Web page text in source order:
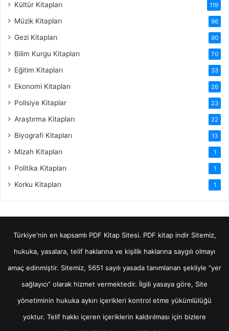
Kültür Kitapları 119
Müzik Kitapları 96
Gezi Kitapları 90
Bilim Kurgu Kitapları 70
Eğitim Kitapları 33
Ekonomi Kitapları 26
Polisiye Kitaplar 23
Araştırma Kitapları 22
Biyografi Kitapları 13
Mizah Kitapları 1
Politika Kitapları 1
Korku Kitapları 1
Türkiye'nin en kapsamlı PDF Kitap Sitesi. PDF kitap indirSitemiz,
hukuka, yasalara, telif haklarına ve kişilik haklarına saygılı olmayı
amaç edinmiştir. Sitemiz, 5651 sayılı yasada tanımlanan şekliyle “yer
sağlayıcı” olarak hizmet vermektedir. İlgili yasaya göre, Site
yönetiminin hukuka aykırı içerikleri kontrol etme yükümlülüğü
yoktur. Telif hakkı içeren içeriklerin kaldırılması için bizlere